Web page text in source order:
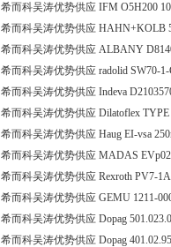
希而科吴涛优势供应 IFM O5H200
希而科吴涛优势供应 HAHN+KOLB
希而科吴涛优势供应 ALBANY
希而科吴涛优势供应 radolid SW70-
希而科吴涛优势供应 Indeva
希而科吴涛优势供应 Dilatoflex
希而科吴涛优势供应 Haug EI-vsa
希而科吴涛优势供应 MADAS
希而科吴涛优势供应 Rexroth PV7-
希而科吴涛优势供应 GEMU 1211-
希而科吴涛优势供应 Dopag
希而科吴涛优势供应 Dopag